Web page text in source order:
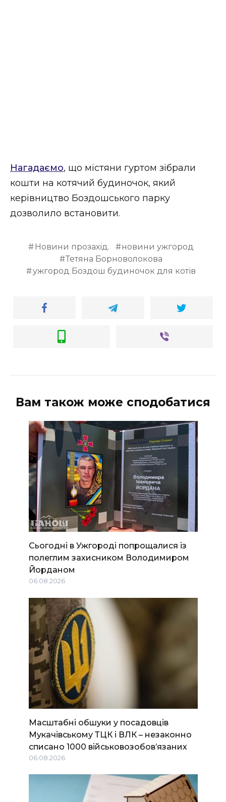
Нагадаємо, що містяни гуртом зібрали
кошти на котячий будиночок, який
керівництво Боздошського парку
дозволило встановити.
Новини прозахід.
новини ужгород
Тетяна Борноволокова
ужгород Боздош будиночок для котів
Вам також може сподобатися
Сьогодні в Ужгороді попрощалися із
полеглим захисником Володимиром
Йорданом
06.08.2026
Масштабні обшуки у посадовців
Мукачівському ТЦК і ВЛК – незаконно
списано 1000 військовозобов’язаних
06.08.2026